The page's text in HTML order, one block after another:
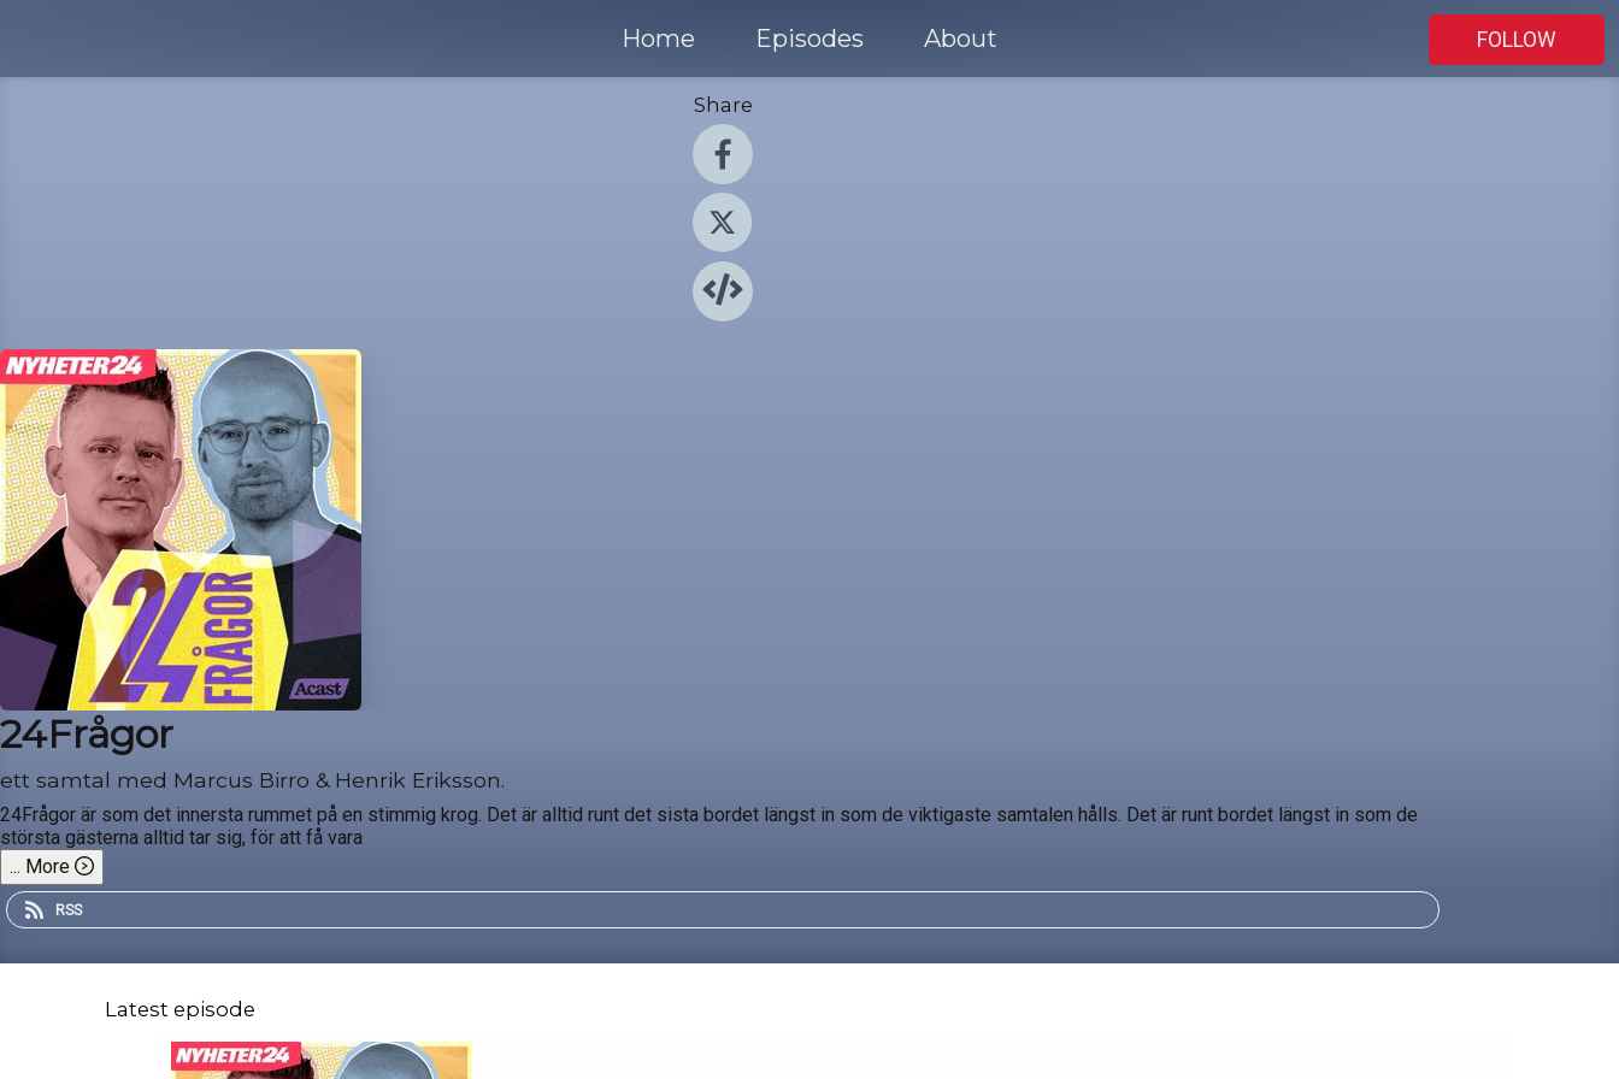
Home Episodes About FOLLOW
Share
24Frågor
ett samtal med Marcus Birro & Henrik Eriksson.
24Frågor är som det innersta rummet på en stimmig krog. Det är alltid runt det sista bordet längst in som de viktigaste samtalen hålls. Det är runt bordet längst in som de
största gästerna alltid tar sig, för att få vara
... More
RSS
Latest episode